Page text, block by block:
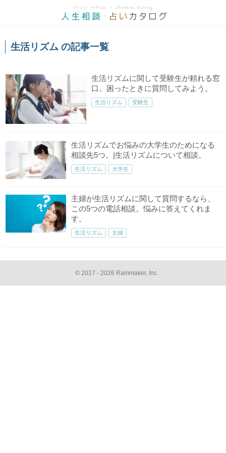
生活リズム の記事一覧
生活リズムに関して受験生が頼れる窓
口。困ったときに質問してみよう。
生活リズム 受験生
生活リズムでお悩みの大学生のためになる
相談先5つ。|生活リズムについて相談。
生活リズム 大学生
主婦が生活リズムに関して質問するなら、
この5つの電話相談。悩みに答えてくれま
す。
生活リズム 主婦
© 2017 - 2026 Rainmaker, Inc.